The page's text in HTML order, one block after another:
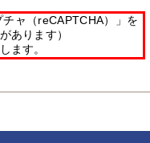
ャ（reCAPTCHA）」を
あります）
ます。